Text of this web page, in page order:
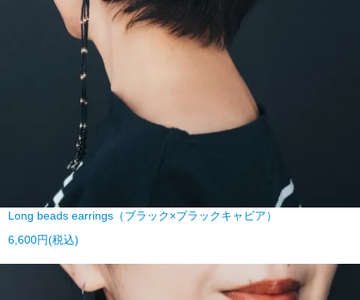
Long beads earrings（ブラック×ブラックキャビア）
6,600円(税込)